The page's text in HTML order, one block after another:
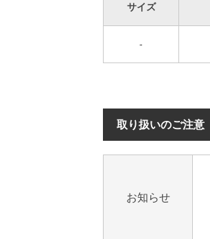
サイズ
-
取り扱いのご注意
お知らせ